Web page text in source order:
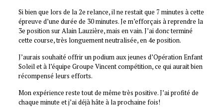
Si bien que lors de la 2e relance, il ne restait que 7 minutes à cette
épreuve d’une durée de 30 minutes. Je m’efforçais à reprendre la
3e position sur Alain Lauzière, mais en vain. J’ai donc terminé
cette course, très longuement neutralisée, en 4e position.
J’aurais souhaité offrir un podium aux jeunes d’Opération Enfant
Soleil et à l’équipe Groupe Vincent compétition, ce qui aurait bien
récompensé leurs efforts.
Mon expérience reste tout de même très positive. J’ai profité de
chaque minute et j’ai déjà hâte à la prochaine fois!